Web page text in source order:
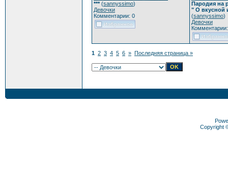
***(sannyssimo)
Девочки
Комментарии: 0
Пародия на
" О вкусной
(sannyssimo)
Девочки
1 2 3 4 5 6 » Последняя страница »
Copyright